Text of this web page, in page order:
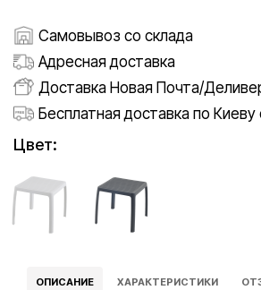
Самовывоз со склада
Адресная доставка
Доставка Новая Почта/
Бесплатная доставка по Киеву
Цвет:
ОПИСАНИЕ ХАРАКТЕРИСТИКИ